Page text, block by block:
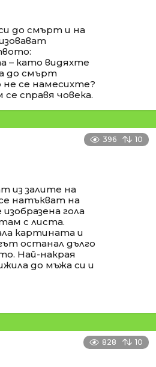
до смърт и на
– като видяхте
до смърт
се намесихте?
справя човека.
396 10
из залите на
натъкват на
гола
с листа.
картината и
останал дълго
Най-накрая
до мъжа си и
828 10